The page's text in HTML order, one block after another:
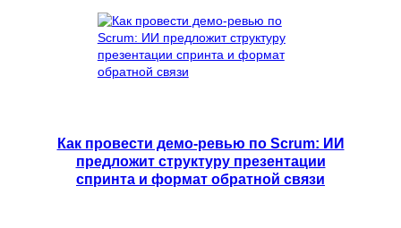
Как провести демо-ревью по Scrum: ИИ
предложит структуру презентации
спринта и формат обратной связи